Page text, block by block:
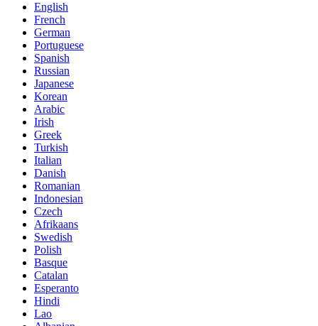
English
French
German
Portuguese
Spanish
Russian
Japanese
Korean
Arabic
Irish
Greek
Turkish
Italian
Danish
Romanian
Indonesian
Czech
Afrikaans
Swedish
Polish
Basque
Catalan
Esperanto
Hindi
Lao